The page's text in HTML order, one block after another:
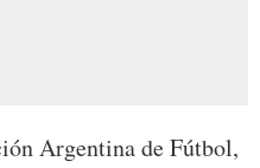
Argentina de Fútbol,